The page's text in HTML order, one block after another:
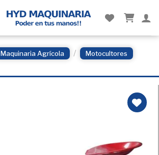
Maquinaria Agrícola / Motocultores
a la
Lista